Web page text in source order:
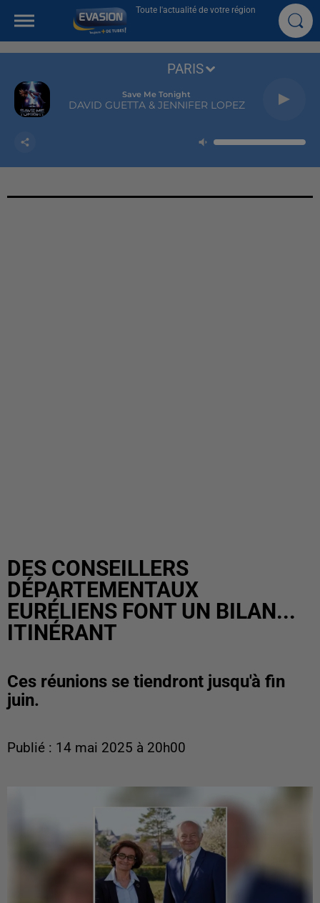
Toute l'actualité de votre région
Save Me Tonight
DAVID GUETTA & JENNIFER LOPEZ
PARIS
DES CONSEILLERS
DÉPARTEMENTAUX
EURÉLIENS FONT UN BILAN...
ITINÉRANT
Ces réunions se tiendront jusqu'à fin
juin.
Publié : 14 mai 2025 à 20h00